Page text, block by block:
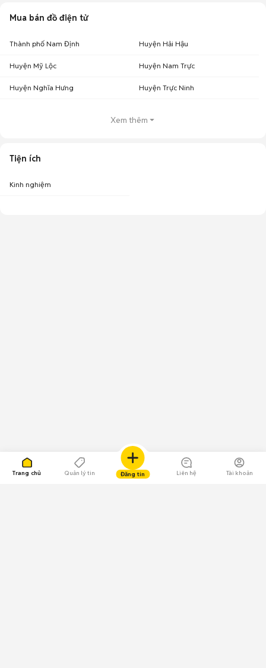
Trang chủ Quản lý tin Đăng tin Liên hệ Tài khoản
Mua bán đồ điện tử
Thành phố Nam Định Huyện Hải Hậu
Huyện Mỹ Lộc Huyện Nam Trực
Huyện Nghĩa Hưng Huyện Trực Ninh
Xem thêm
Tiện ích
Kinh nghiệm